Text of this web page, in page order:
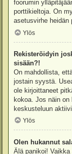
foorumin
porttikieltoja. On
asetusvirhe heidän
Ylös
Rekisteröidyin
sisään?!
On mahdollista,
jostain syystä.
ole kirjoittaneet
kokoa. Jos näin
keskusteluun
Ylös
Olen hukannut
Älä panikoi!